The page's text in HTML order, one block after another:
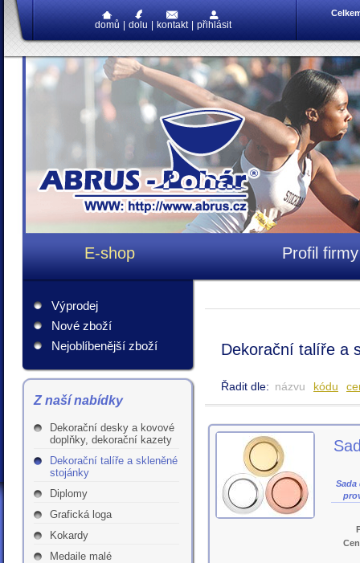
domů dolu kontakt přihlásit
E-shop Profil firmy
Výprodej
Nové zboží
Nejoblíbenější zboží
Z naší nabídky
Dekorační desky a kovové
doplňky, dekorační kazety
Dekorační talíře a skleněné
stojánky
Diplomy
Grafická loga
Kokardy
Medaile malé
Dekorační talíře a
Řadit dle: názvu kódu
Sada